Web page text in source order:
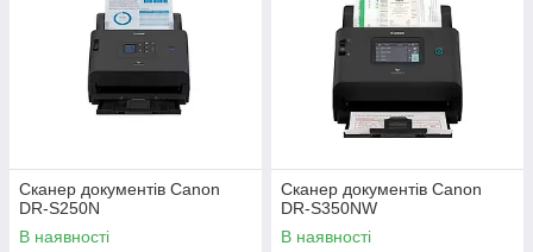
Сканер документів Canon
DR-S250N
В наявності
Сканер документів Canon
DR-S350NW
В наявності